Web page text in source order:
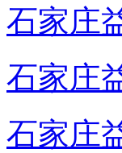
石家庄
石家庄
石家庄